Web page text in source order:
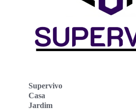
Supervivo
Casa
Jardim